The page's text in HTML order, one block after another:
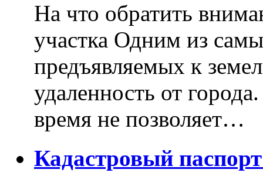
На что обратить
участка Одним из
предъявляемых к
удаленность от
время не позволяет…
Кадастровый